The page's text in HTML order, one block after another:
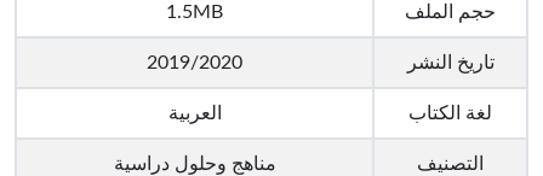
حجم الملف 1.5MB
تاريخ النشر 2019/2020
لغة الكتاب العربية
التصنيف مناهج وحلول دراسية